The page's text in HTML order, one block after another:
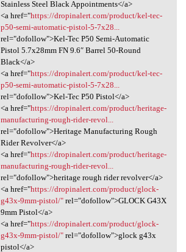
Stainless Steel Black Appointments</a>
<a href="https://dropinalert.com/product/kel-tec-
p50-semi-automatic-pistol-5-7x28...
rel="dofollow">Kel-Tec P50 Semi-Automatic
Pistol 5.7x28mm FN 9.6″ Barrel 50-Round
Black</a>
<a href="https://dropinalert.com/product/kel-tec-
p50-semi-automatic-pistol-5-7x28...
rel="dofollow">Kel-Tec P50 Pistol</a>
<a href="https://dropinalert.com/product/heritage-
manufacturing-rough-rider-revol...
rel="dofollow">Heritage Manufacturing Rough
Rider Revolver</a>
<a href="https://dropinalert.com/product/heritage-
manufacturing-rough-rider-revol...
rel="dofollow">heritage rough rider revolver</a>
<a href="https://dropinalert.com/product/glock-
g43x-9mm-pistol/"rel="dofollow">GLOCK G43X
9mm Pistol</a>
<a href="https://dropinalert.com/product/glock-
g43x-9mm-pistol/"rel="dofollow">glock g43x
pistol</a>